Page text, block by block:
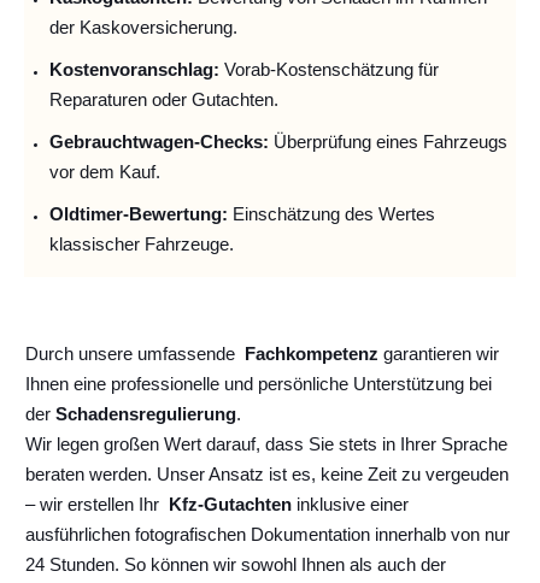
der Kaskoversicherung.
Kostenvoranschlag: Vorab-Kostenschätzung für
Reparaturen oder Gutachten.
Gebrauchtwagen-Checks: Überprüfung eines Fahrzeugs
vor dem Kauf.
Oldtimer-Bewertung: Einschätzung des Wertes
klassischer Fahrzeuge.
Durch unsere umfassende Fachkompetenz garantieren wir
Ihnen eine professionelle und persönliche Unterstützung bei
der Schadensregulierung.
Wir legen großen Wert darauf, dass Sie stets in Ihrer Sprache
beraten werden. Unser Ansatz ist es, keine Zeit zu vergeuden
– wir erstellen Ihr Kfz-Gutachten inklusive einer
ausführlichen fotografischen Dokumentation innerhalb von nur
24 Stunden. So können wir sowohl Ihnen als auch der